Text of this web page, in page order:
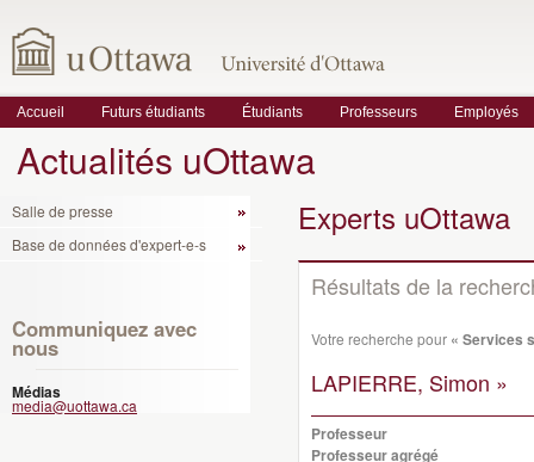
Accueil Futurs étudiants Étudiants Professeurs Employés
Actualités uOttawa
Salle de presse
Base de données d'expert-e-s
Communiquez avec
nous
Médias
media@uottawa.ca
Experts uOttawa
Résultats de la
Votre recherche pour « Services
LAPIERRE, Simon »
Professeur
Professeur agrégé